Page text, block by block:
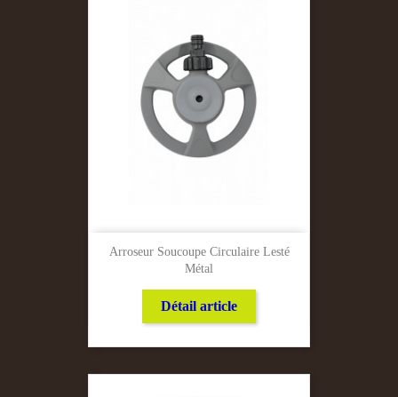
Arroseur Soucoupe Circulaire Lesté
Métal
Détail article